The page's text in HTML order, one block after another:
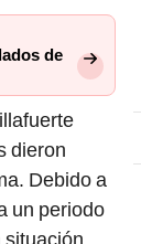
de
dieron
Debido a
un periodo
situación